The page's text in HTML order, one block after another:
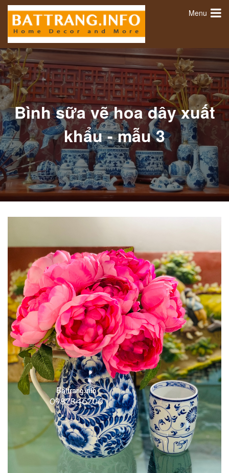
Menu
Bình sữa vẽ hoa dây xuất
khẩu - mẫu 3